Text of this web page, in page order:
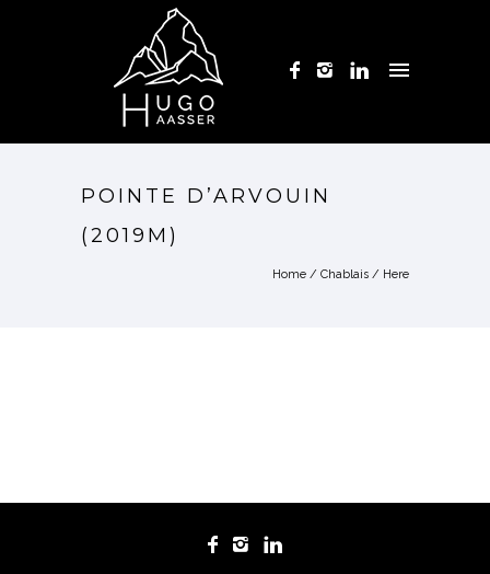
POINTE D’ARVOUIN
(2019M)
Home / Chablais / Here